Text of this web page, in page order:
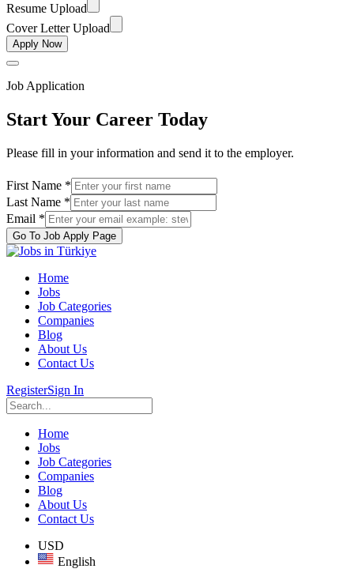
Resume Upload
Cover Letter Upload
Apply Now
Job Application
Start Your Career Today
Please fill in your information and send it to the employer.
First Name *
Last Name *
Email *
Go To Job Apply Page
Home
Jobs
Job Categories
Companies
Blog
About Us
Contact Us
RegisterSign In
Home
Jobs
Job Categories
Companies
Blog
About Us
Contact Us
USD
English